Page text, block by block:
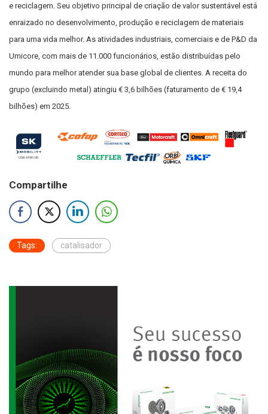
e reciclagem. Seu objetivo principal de criação de valor sustentável está
enraizado no desenvolvimento, produção e reciclagem de materiais
para uma vida melhor. As atividades industriais, comerciais e de P&D da
Umicore, com mais de 11.000 funcionários, estão distribuídas pelo
mundo para melhor atender sua base global de clientes. A receita do
grupo (excluindo metal) atingiu € 3,6 bilhões (faturamento de € 19,4
bilhões) em 2025.
Compartilhe
Tags: catalisador